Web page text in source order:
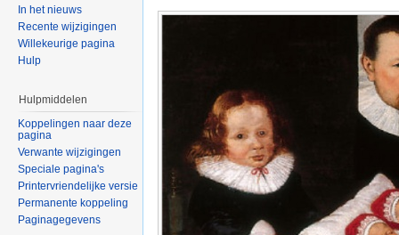
In het nieuws
Recente wijzigingen
Willekeurige pagina
Hulp
Hulpmiddelen
Koppelingen naar deze
pagina
Verwante wijzigingen
Speciale pagina's
Printervriendelijke versie
Permanente koppeling
Paginagegevens